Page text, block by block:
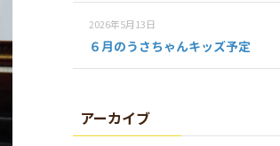
2026年5月13日
６月のうさちゃんキッズ予定
アーカイブ